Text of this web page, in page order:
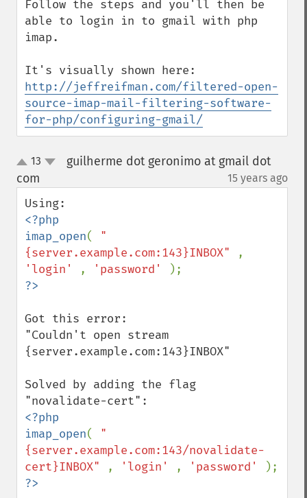
Follow the steps and you'll then be
able to login in to gmail with php
imap.
http://jeffreifman.com/filtered-open-
source-imap-mail-filtering-software-
for-php/configuring-gmail/
up13
guilherme dot geronimo at gmail dot
com
15 years ago
<?php
imap_open( "
{server.example.com:143}INBOX"
'login'
, 'password'
Got this error:
"Couldn't open stream
{server.example.com:143}INBOX"
Solved by adding the flag
<?php
imap_open( "
{server.example.com:143/novalidate-
cert}INBOX"
, 'login' , 'password'